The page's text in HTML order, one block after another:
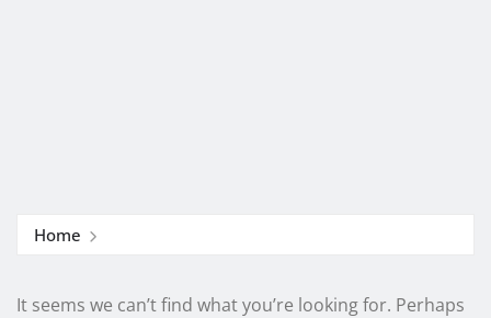
Home
It seems we can’t find what you’re looking for. Perhaps